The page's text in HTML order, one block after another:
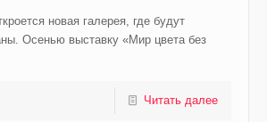
новая галерея, где будут
Осенью выставку «Мир цвета без
Читать далее